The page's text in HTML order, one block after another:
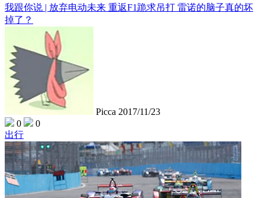
我跟你说 | 放弃电动未来 重返F1跪求吊打 雷诺的脑子真的坏
掉了？
Picca 2017/11/23
0
0
出行